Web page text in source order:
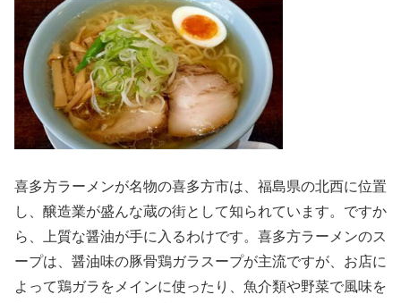
喜多方ラーメンが名物の喜多方市は、福島県の北西に位置
し、醸造業が盛んな蔵の街として知られています。ですか
ら、上質な醤油が手に入るわけです。喜多方ラーメンのス
ープは、醤油味の豚骨鶏ガラスープが主流ですが、お店に
よって鶏ガラをメインに使ったり、魚介類や野菜で風味を